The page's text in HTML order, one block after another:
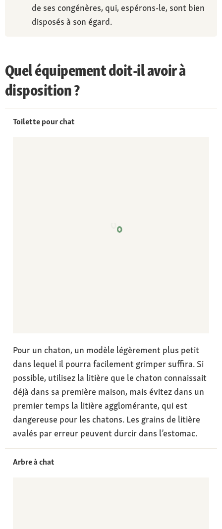
de ses congénères, qui, espérons-le, sont bien
disposés à son égard.
Quel équipement doit-il avoir à
disposition ?
Toilette pour chat
Pour un chaton, un modèle légèrement plus petit
dans lequel il pourra facilement grimper suffira. Si
possible, utilisez la litière que le chaton connaissait
déjà dans sa première maison, mais évitez dans un
premier temps la litière agglomérante, qui est
dangereuse pour les chatons. Les grains de litière
avalés par erreur peuvent durcir dans l’estomac.
Arbre à chat